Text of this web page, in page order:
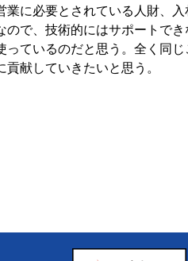
業に必要とされている人財、
ので、技術的にはサポートで
っているのだと思う。全く同
献していきたいと思う。